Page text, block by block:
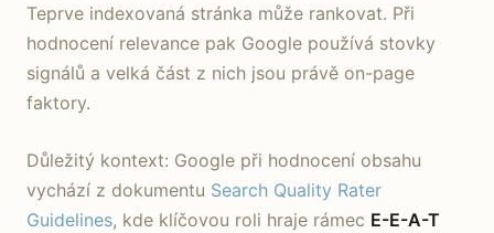
Teprve indexovaná stránka může rankovat. Při
hodnocení relevance pak Google používá stovky
signálů a velká část z nich jsou právě on-page
faktory.
Důležitý kontext: Google při hodnocení obsahu
vychází z dokumentu Search Quality Rater
Guidelines, kde klíčovou roli hraje rámec E-E-A-T